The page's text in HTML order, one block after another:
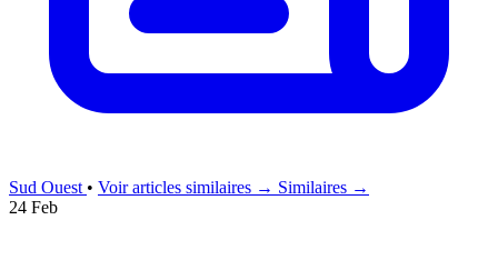
Sud Ouest • Voir articles similaires → Similaires →
24 Feb